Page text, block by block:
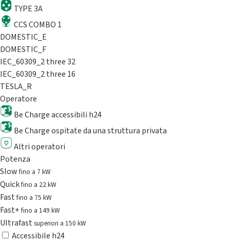
TYPE 3A
CCS COMBO 1
DOMESTIC_E
DOMESTIC_F
IEC_60309_2 three 32
IEC_60309_2 three 16
TESLA_R
Operatore
Be Charge accessibili h24
Be Charge ospitate da una struttura privata
Altri operatori
Potenza
Slowfino a 7 kW
Quickfino a 22 kW
Fastfino a 75 kW
Fast+fino a 149 kW
Ultrafast superiori a 150 kW
Accessibile h24